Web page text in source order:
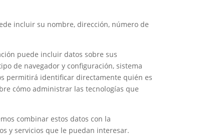
incluir su nombre, dirección, número de
puede incluir datos sobre sus
de navegador y configuración, sistema
permitirá identificar directamente quién es
cómo administrar las tecnologías que
combinar estos datos con la
y servicios que le puedan interesar.